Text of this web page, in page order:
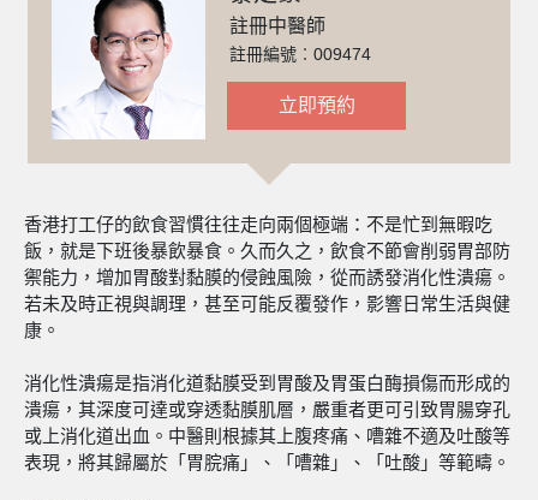
註冊中醫師
註冊編號︰009474
立即預約
香港打工仔的飲食習慣往往走向兩個極端：不是忙到無暇吃
飯，就是下班後暴飲暴食。久而久之，飲食不節會削弱胃部防
禦能力，增加胃酸對黏膜的侵蝕風險，從而誘發消化性潰瘍。
若未及時正視與調理，甚至可能反覆發作，影響日常生活與健
康。
消化性潰瘍是指消化道黏膜受到胃酸及胃蛋白酶損傷而形成的
潰瘍，其深度可達或穿透黏膜肌層，嚴重者更可引致胃腸穿孔
或上消化道出血。中醫則根據其上腹疼痛、嘈雜不適及吐酸等
表現，將其歸屬於「胃脘痛」、「嘈雜」、「吐酸」等範疇。